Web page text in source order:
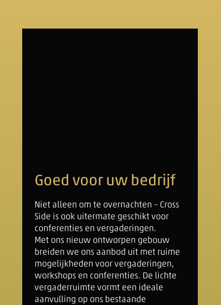
Goed voor uw bedrijf
Niet alleen om te overnachten – Cross
Side is ook uitermate geschikt voor
conferenties en vergaderingen.
Met ons nieuw ontworpen gebouw
breiden we ons aanbod uit met ruime
mogelijkheden voor vergaderingen,
workshops en conferenties. De lichte
vergaderruimte vormt een ideale
aanvulling op ons bestaande